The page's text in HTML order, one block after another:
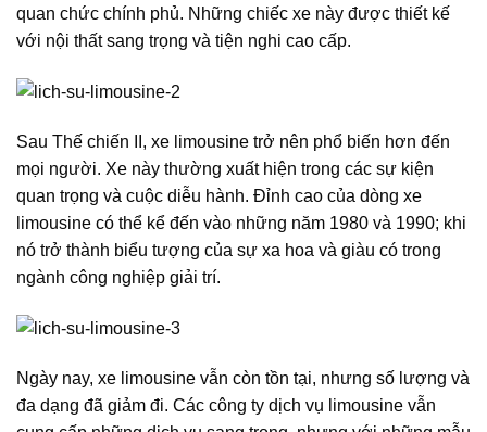
quan chức chính phủ. Những chiếc xe này được thiết kế
với nội thất sang trọng và tiện nghi cao cấp.
Sau Thế chiến II, xe limousine trở nên phổ biến hơn đến
mọi người. Xe này thường xuất hiện trong các sự kiện
quan trọng và cuộc diễu hành. Đỉnh cao của dòng xe
limousine có thể kể đến vào những năm 1980 và 1990; khi
nó trở thành biểu tượng của sự xa hoa và giàu có trong
ngành công nghiệp giải trí.
Ngày nay, xe limousine vẫn còn tồn tại, nhưng số lượng và
đa dạng đã giảm đi. Các công ty dịch vụ limousine vẫn